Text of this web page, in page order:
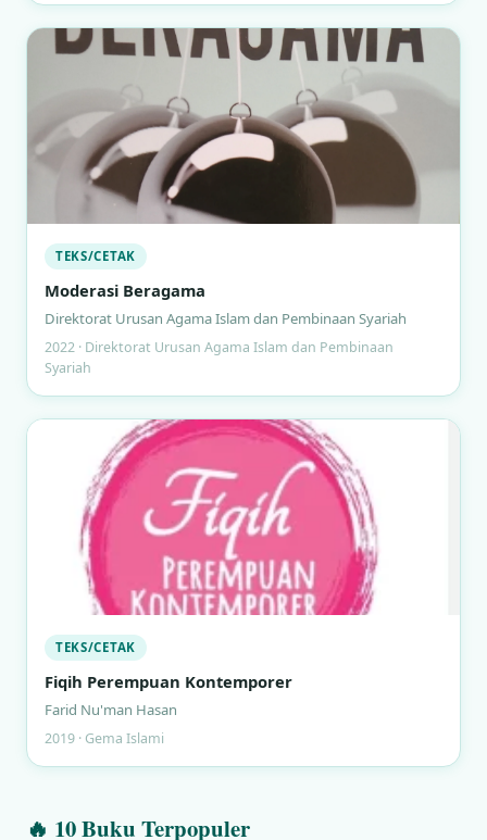
TEKS/CETAK
Moderasi Beragama
Direktorat Urusan Agama Islam dan Pembinaan Syariah
2022 · Direktorat Urusan Agama Islam dan Pembinaan
Syariah
TEKS/CETAK
Fiqih Perempuan Kontemporer
Farid Nu'man Hasan
2019 · Gema Islami
🔥 10 Buku Terpopuler